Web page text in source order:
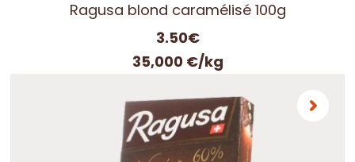
Ragusa blond caramélisé 100g
3.50€
35,000 €/kg